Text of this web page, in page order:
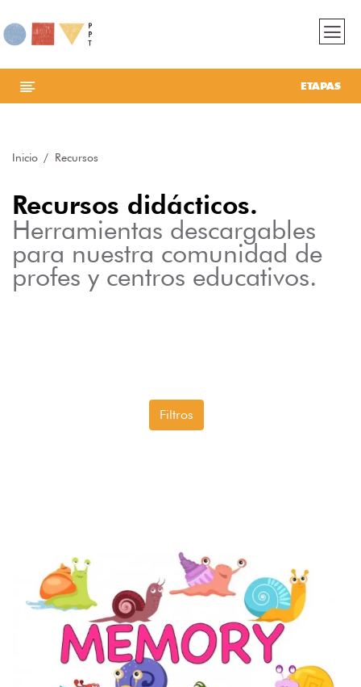
ETAPAS
Inicio Recursos
Recursos didácticos.
Herramientas descargables
para nuestra comunidad de
profes y centros educativos.
Filtros